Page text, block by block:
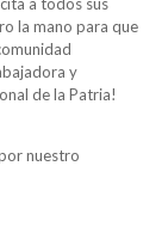
la mano para que
y
de la Patria!
nuestro